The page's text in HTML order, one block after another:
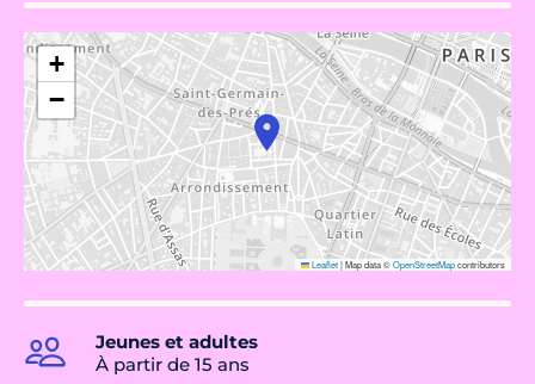
+
−
Leaflet|Map data ©OpenStreetMapcontributors
Jeunes et adultes
À partir de 15 ans